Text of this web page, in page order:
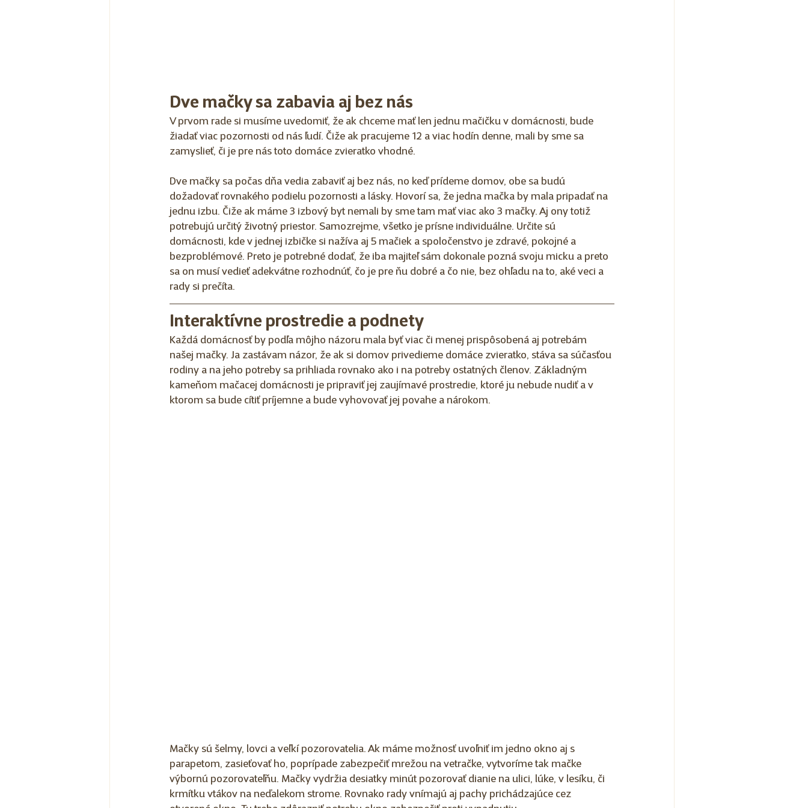
Dve mačky sa zabavia aj bez nás
V prvom rade si musíme uvedomiť, že ak chceme mať len jednu mačičku v domácnosti, bude
žiadať viac pozornosti od nás ľudí. Čiže ak pracujeme 12 a viac hodín denne, mali by sme sa
zamyslieť, či je pre nás toto domáce zvieratko vhodné.
Dve mačky sa počas dňa vedia zabaviť aj bez nás, no keď prídeme domov, obe sa budú
dožadovať rovnakého podielu pozornosti a lásky. Hovorí sa, že jedna mačka by mala pripadať na
jednu izbu. Čiže ak máme 3 izbový byt nemali by sme tam mať viac ako 3 mačky. Aj ony totiž
potrebujú určitý životný priestor. Samozrejme, všetko je prísne individuálne. Určite sú
domácnosti, kde v jednej izbičke si nažíva aj 5 mačiek a spoločenstvo je zdravé, pokojné a
bezproblémové. Preto je potrebné dodať, že iba majiteľ sám dokonale pozná svoju micku a preto
sa on musí vedieť adekvátne rozhodnúť, čo je pre ňu dobré a čo nie, bez ohľadu na to, aké veci a
rady si prečíta.
Interaktívne prostredie a podnety
Každá domácnosť by podľa môjho názoru mala byť viac či menej prispôsobená aj potrebám
našej mačky. Ja zastávam názor, že ak si domov privedieme domáce zvieratko, stáva sa súčasťou
rodiny a na jeho potreby sa prihliada rovnako ako i na potreby ostatných členov. Základným
kameňom mačacej domácnosti je pripraviť jej zaujímavé prostredie, ktoré ju nebude nudiť a v
ktorom sa bude cítiť príjemne a bude vyhovovať jej povahe a nárokom.
Mačky sú šelmy, lovci a veľkí pozorovatelia. Ak máme možnosť uvoľniť im jedno okno aj s
parapetom, zasieťovať ho, poprípade zabezpečiť mrežou na vetračke, vytvoríme tak mačke
výbornú pozorovateľňu. Mačky vydržia desiatky minút pozorovať dianie na ulici, lúke, v lesíku, či
krmítku vtákov na neďalekom strome. Rovnako rady vnímajú aj pachy prichádzajúce cez